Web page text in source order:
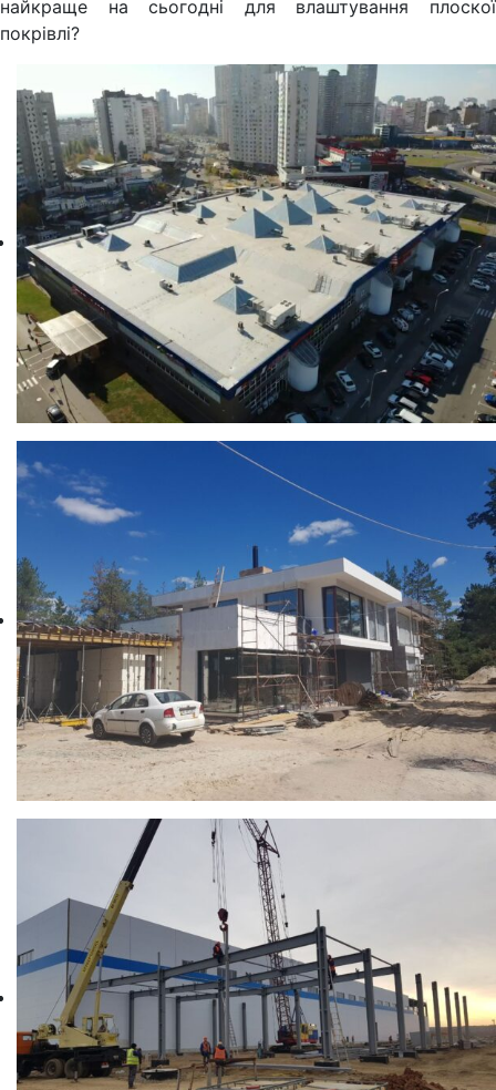
найкраще на сьогодні для влаштування плоскої
покрівлі?